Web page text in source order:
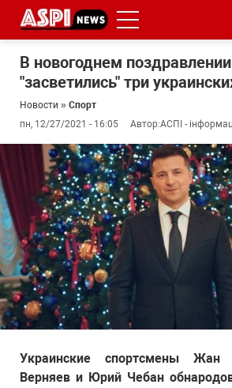
В новогоднем
"засветились" три
Новости » Спорт
пн, 12/27/2021 - 16:05
Автор:АСПІ -
Украинские спортсмены Жан
Верняев и Юрий Чебан
#ООС
#боротьба
з
корупцією
#гфс #Киев